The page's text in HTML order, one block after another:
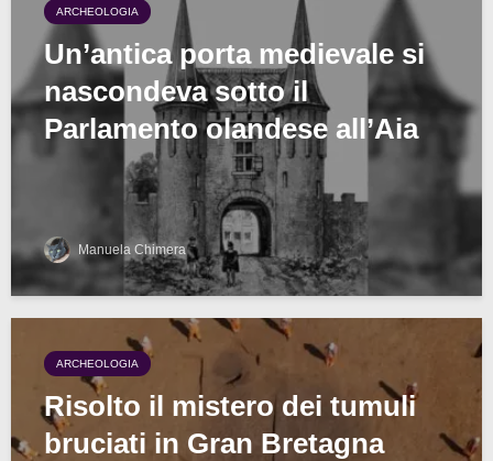
ARCHEOLOGIA
Un’antica porta medievale si
nascondeva sotto il
Parlamento olandese all’Aia
Manuela Chimera
ARCHEOLOGIA
Risolto il mistero dei tumuli
bruciati in Gran Bretagna